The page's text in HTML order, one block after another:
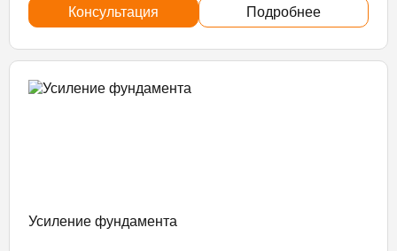
Консультация Подробнее
Усиление фундамента